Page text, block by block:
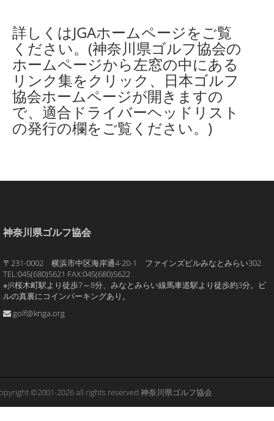
詳しくはJGAホームページをご覧
ください。(神奈川県ゴルフ協会の
ホームページから左窓の中にある
リンク集をクリック、日本ゴルフ
協会ホームページが開きますの
で、適合ドライバーヘッドリスト
の発行の欄をご覧ください。)
神奈川県ゴルフ協会
〒231-0002 横浜市中区海岸通4-20-1 ファインズビルみなとみらい302
TEL:045(680)5621 FAX:045(680)5622
※JR桜木町駅より徒歩7～8分、みなとみらい線馬車道駅より徒歩約3分。ビ
ルの真裏にコインパーキングあり。
golf@knga.org
©2001-2026 all rights reserved 神奈川県ゴルフ協会